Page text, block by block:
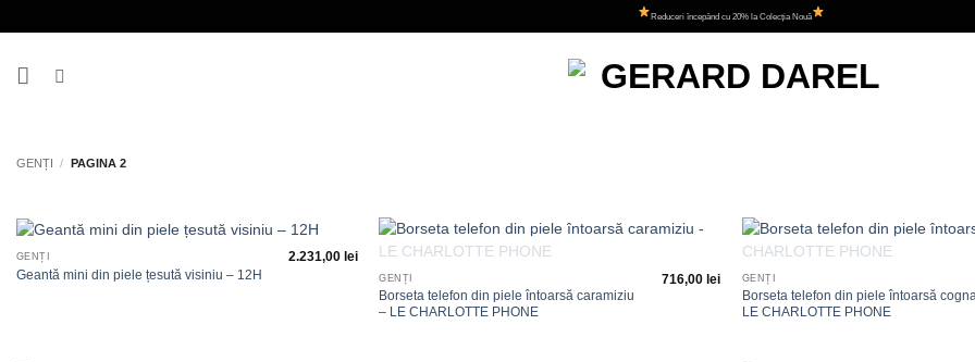
to
Reduceri începând cu 20% la Colecția Nouă
GENȚI / PAGINA 2
+
GENȚI
Geantă mini din piele țesută visiniu – 12H
2.231,00 lei
la
+
GENȚI
Borseta telefon din piele întoarsă caramiziu
– LE CHARLOTTE PHONE
716,00lei
+
GENȚI
Borseta telefon din piele întoarsă
LE CHARLOTTE PHONE